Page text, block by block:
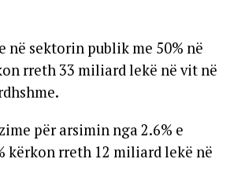
në sektorin publik me 50% në
rreth 33 miliard lekë në vit në
për arsimin nga 2.6% e
kërkon rreth 12 miliard lekë në